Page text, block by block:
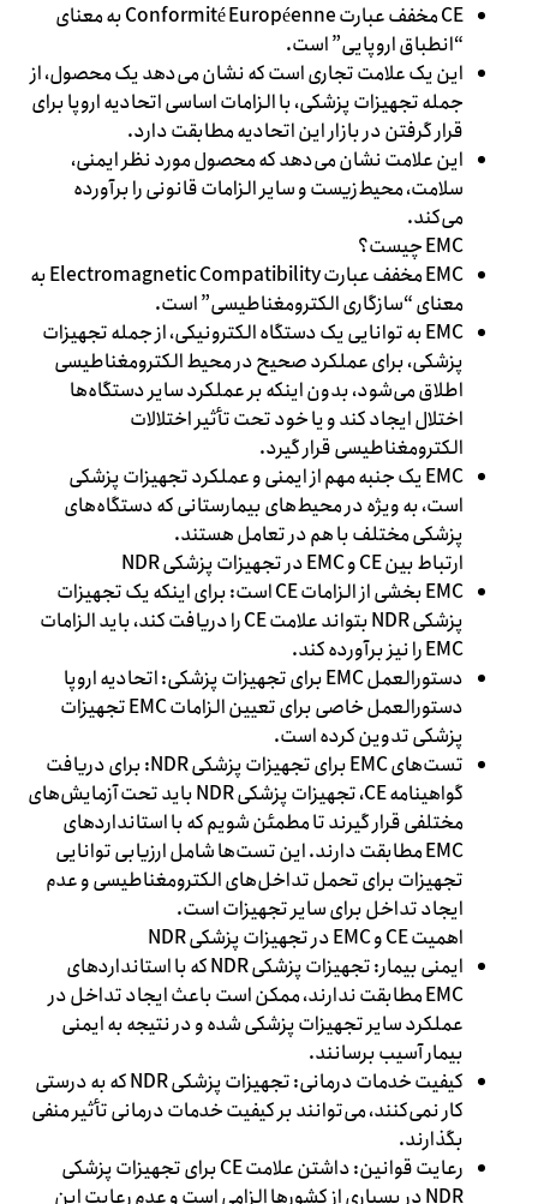
CE مخفف عبارت Conformité Européenne به معنای
“انطباق اروپایی” است.
این یک علامت تجاری است که نشان می‌دهد یک محصول، از
جمله تجهیزات پزشکی، با الزامات اساسی اتحادیه اروپا برای
قرار گرفتن در بازار این اتحادیه مطابقت دارد.
این علامت نشان می‌دهد که محصول مورد نظر ایمنی،
سلامت، محیط‌زیست و سایر الزامات قانونی را برآورده
می‌کند.
EMC چیست؟
EMC مخفف عبارت Electromagnetic Compatibility به
معنای “سازگاری الکترومغناطیسی” است.
EMC به توانایی یک دستگاه الکترونیکی، از جمله تجهیزات
پزشکی، برای عملکرد صحیح در محیط الکترومغناطیسی
اطلاق می‌شود، بدون اینکه بر عملکرد سایر دستگاه‌ها
اختلال ایجاد کند و یا خود تحت تأثیر اختلالات
الکترومغناطیسی قرار گیرد.
EMC یک جنبه مهم از ایمنی و عملکرد تجهیزات پزشکی
است، به ویژه در محیط‌های بیمارستانی که دستگاه‌های
پزشکی مختلف با هم در تعامل هستند.
ارتباط بین CE و EMC در تجهیزات پزشکی NDR
EMC بخشی از الزامات CE است: برای اینکه یک تجهیزات
پزشکی NDR بتواند علامت CE را دریافت کند، باید الزامات
EMC را نیز برآورده کند.
دستورالعمل EMC برای تجهیزات پزشکی: اتحادیه اروپا
دستورالعمل خاصی برای تعیین الزامات EMC تجهیزات
پزشکی تدوین کرده است.
تست‌های EMC برای تجهیزات پزشکی NDR: برای دریافت
گواهینامه CE، تجهیزات پزشکی NDR باید تحت آزمایش‌های
مختلفی قرار گیرند تا مطمئن شویم که با استانداردهای
EMC مطابقت دارند. این تست‌ها شامل ارزیابی توانایی
تجهیزات برای تحمل تداخل‌های الکترومغناطیسی و عدم
ایجاد تداخل برای سایر تجهیزات است.
اهمیت CE و EMC در تجهیزات پزشکی NDR
ایمنی بیمار: تجهیزات پزشکی NDR که با استانداردهای
EMC مطابقت ندارند، ممکن است باعث ایجاد تداخل در
عملکرد سایر تجهیزات پزشکی شده و در نتیجه به ایمنی
بیمار آسیب برسانند.
کیفیت خدمات درمانی: تجهیزات پزشکی NDR که به درستی
کار نمی‌کنند، می‌توانند بر کیفیت خدمات درمانی تأثیر منفی
بگذارند.
رعایت قوانین: داشتن علامت CE برای تجهیزات پزشکی
NDR در بسیاری از کشورها الزامی است و عدم رعایت این